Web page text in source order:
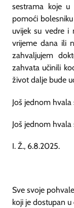
sestrama koje u
pomoći
uvijek su vedre i
vrijeme dana ili
zahvaljujem
zahvata učinili
život dalje bude
Još jednom
Još jednom
I. Ž., 6.8.2025.
Sve svoje
koji je dostupan u